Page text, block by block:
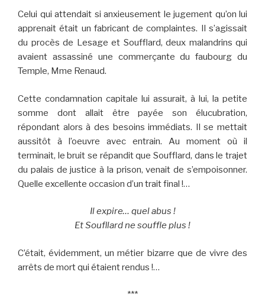
Celui qui attendait si anxieusement le jugement qu’on lui
apprenait était un fabricant de complaintes. Il s’agissait
du procès de Lesage et Soufflard, deux malandrins qui
avaient assassiné une commerçante du faubourg du
Temple, Mme Renaud.
Cette condamnation capitale lui assurait, à lui, la petite
somme dont allait être payée son élucubration,
répondant alors à des besoins immédiats. Il se mettait
aussitôt à l’oeuvre avec entrain. Au moment où il
terminait, le bruit se répandit que Soufflard, dans le trajet
du palais de justice à la prison, venait de s’empoisonner.
Quelle excellente occasion d’un trait final !…
Il expire… quel abus !
Et Soufllard ne souffle plus !
C’était, évidemment, un métier bizarre que de vivre des
arrêts de mort qui étaient rendus !…
***